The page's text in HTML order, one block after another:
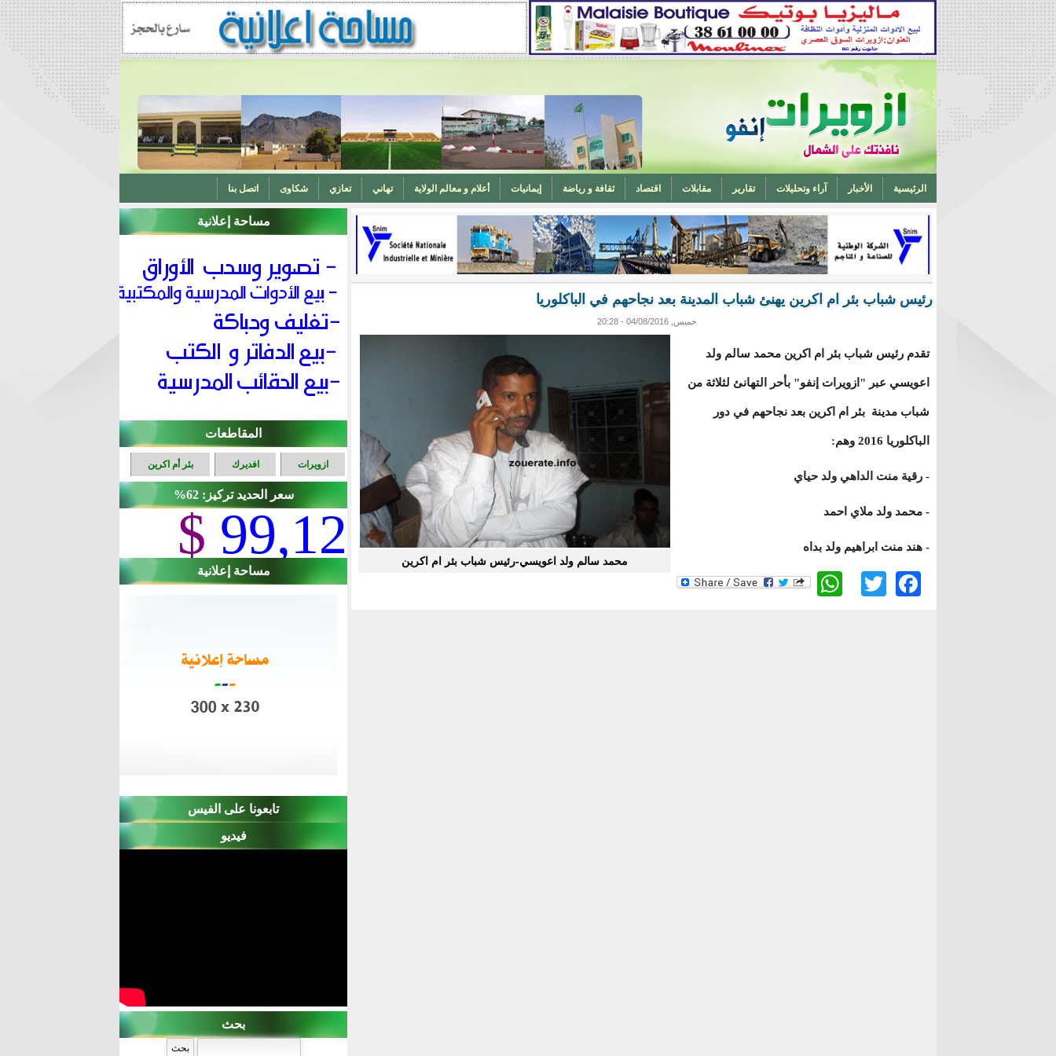
الرئيسية الأخبار آراء وتحليلات تقارير مقابلات اقتصاد ثقافة و رياضة إيمانيات أعلام و معالم الولاية تهاني تعازي شكاوى اتصل بنا
تخرج أحد ابناء ازويرات مهندسا في الهندسة الميكانيكية من المغرب (تهنئة) ه وزارة الشؤون الإسلامية تدعو لتوحيد خطبة الجمعة حول الحرابة مساحة إعلانية
المقاطعات
ازويرات افديرك بئر أم اكرين
سعر الحديد تركيز: 62%
99,12
$
مساحة إعلانية
تابعونا على الفيس
فيديو
بحث
رئيس شباب بئر ام اكرين يهنئ شباب المدينة بعد نجاحهم في الباكلوريا
خميس, 04/08/2016 - 20:28
محمد سالم ولد اعويسي-رئيس شباب بئر ام اكرين
تقدم رئيس شباب بئر ام اكرين محمد سالم ولد
اعويسي عبر "ازويرات إنفو" بأحر التهانئ لثلاثة من
شباب مدينة بئر ام اكرين بعد نجاحهم في دور
الباكلوريا 2016 وهم:
- رقية منت الداهي ولد حياي
- محمد ولد ملاي احمد
- هند منت ابراهيم ولد بداه
Facebook
Twitter
WhatsApp